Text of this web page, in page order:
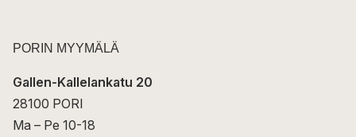
PORIN MYYMÄLÄ
Gallen-Kallelankatu 20
28100 PORI
Ma – Pe 10-18